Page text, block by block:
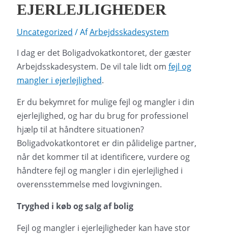
EJERLEJLIGHEDER
Uncategorized / AfArbejdsskadesystem
I dag er det Boligadvokatkontoret, der gæster
Arbejdsskadesystem. De vil tale lidt om fejl og
mangler i ejerlejlighed.
Er du bekymret for mulige fejl og mangler i din
ejerlejlighed, og har du brug for professionel
hjælp til at håndtere situationen?
Boligadvokatkontoret er din pålidelige partner,
når det kommer til at identificere, vurdere og
håndtere fejl og mangler i din ejerlejlighed i
overensstemmelse med lovgivningen.
Tryghed i køb og salg af bolig
Fejl og mangler i ejerlejligheder kan have stor